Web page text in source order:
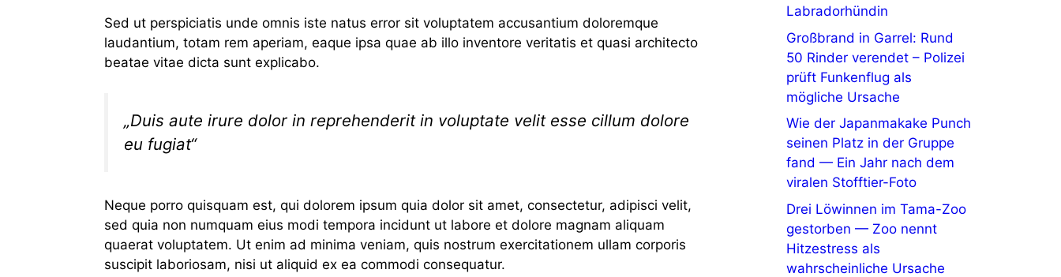
Sed ut perspiciatis unde omnis iste natus error sit voluptatem accusantium doloremque
laudantium, totam rem aperiam, eaque ipsa quae ab illo inventore veritatis et quasi architecto
beatae vitae dicta sunt explicabo.
„Duis aute irure dolor in reprehenderit in voluptate velit esse cillum dolore
eu fugiat“
Neque porro quisquam est, qui dolorem ipsum quia dolor sit amet, consectetur, adipisci velit,
sed quia non numquam eius modi tempora incidunt ut labore et dolore magnam aliquam
quaerat voluptatem. Ut enim ad minima veniam, quis nostrum exercitationem ullam corporis
suscipit laboriosam, nisi ut aliquid ex ea commodi consequatur.
Labradorhündin
Großbrand in Garrel: Rund
50 Rinder verendet – Polizei
prüft Funkenflug als
mögliche Ursache
Wie der Japanmakake Punch
seinen Platz in der Gruppe
fand — Ein Jahr nach dem
viralen Stofftier-Foto
Drei Löwinnen im Tama-Zoo
gestorben — Zoo nennt
Hitzestress als
wahrscheinliche Ursache